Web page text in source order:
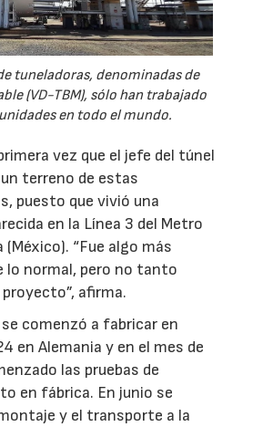
tuneladoras, denominadas de
(VD-TBM), sólo han trabajado
en todo el mundo.
vez que el jefe del túnel
terreno de estas
puesto que vivió una
en la Línea 3 del Metro
(México). “Fue algo más
lo normal, pero no tanto
afirma.
comenzó a fabricar en
en Alemania y en el mes de
las pruebas de
en fábrica. En junio se
y el transporte a la